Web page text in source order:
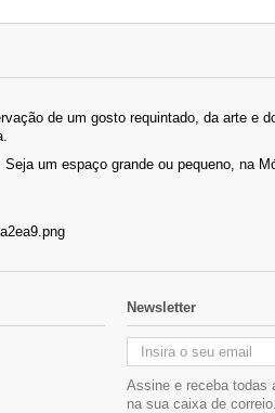
de um gosto requintado, da arte e
um espaço grande ou pequeno, na
Newsletter
Assine e receba todas
na sua caixa de correio.